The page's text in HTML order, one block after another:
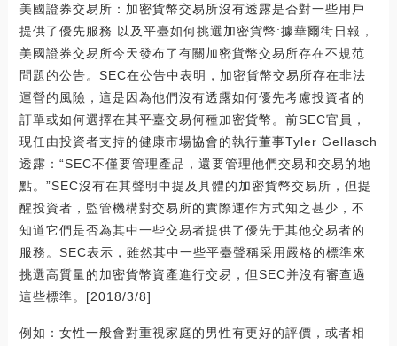
美國證券交易所：加密貨幣交易所沒有透露是否對一些用戶
提供了優先服務 以及平臺如何挑選加密貨幣:據華爾街日報，
美國證券交易所今天發布了有關加密貨幣交易所存在不規范
問題的公告。SEC在公告中表明，加密貨幣交易所存在非法
運營的風險，這是因為他們沒有透露如何優先考慮投資者的
訂單或如何選擇在其平臺交易何種加密貨幣。前SEC官員，
現任由投資者支持的健康市場協會的執行董事Tyler Gellasch
透露：“SEC不僅要管理產品，還要管理他們交易和交易的地
點。”SEC沒有在其聲明中提及具體的加密貨幣交易所，但提
醒投資者，監管機構對交易所的實際運作方式知之甚少，不
知道它們是否為其中一些交易者提供了優先于其他交易者的
服務。SEC表示，雖然其中一些平臺聲稱采用嚴格的標準來
挑選高質量的加密貨幣資產進行交易，但SEC并沒有審查過
這些標準。[2018/3/8]
例如：女性一般會對重視家庭的男性有更好的評價，或者相